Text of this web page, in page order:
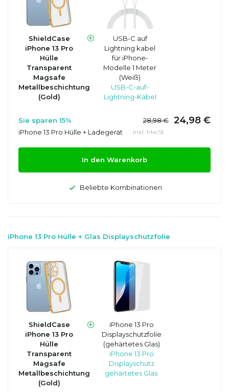
ShieldCase
iPhone 13 Pro
Hülle
Transparent
Magsafe
Metallbeschichtung
(Gold)
USB-C auf
Lightning kabel
für iPhone-
Modelle 1 Meter
(Weiß)
USB-C-auf-
Lightning-Kabel
Sie sparen 15% 28,98 € 24,98 €
iPhone 13 Pro Hülle + Ladegerät Inkl. MwSt.
In den Warenkorb
Beliebte Kombinationen
iPhone 13 Pro Hülle + Glas Displayschutzfolie
ShieldCase
iPhone 13 Pro
Hülle
Transparent
Magsafe
Metallbeschichtung
(Gold)
iPhone 13 Pro
Displayschutzfolie
(gehärtetes Glas)
iPhone 13 Pro
Displayschutz
gehärtetes Glas